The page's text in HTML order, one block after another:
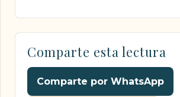
Comparte esta lectura
Comparte por WhatsApp